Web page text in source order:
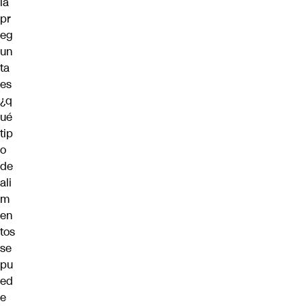
pr
eg
un
ta
es
¿q
ué
tip
o
de
ali
m
en
tos
se
pu
ed
e